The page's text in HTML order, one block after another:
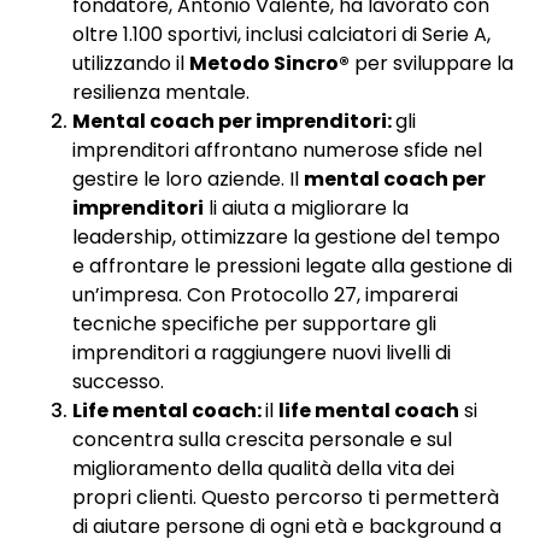
oltre 1.100 sportivi, inclusi calciatori di Serie A,
utilizzando il Metodo Sincro® per sviluppare la
resilienza mentale.
Mental coach per imprenditori:gli
imprenditori affrontano numerose sfide nel
gestire le loro aziende. Il mental coach per
imprenditori li aiuta a migliorare la
leadership, ottimizzare la gestione del tempo
e affrontare le pressioni legate alla gestione di
un’impresa. Con Protocollo 27, imparerai
tecniche specifiche per supportare gli
imprenditori a raggiungere nuovi livelli di
successo.
Life mental coach:il life mental coach si
concentra sulla crescita personale e sul
miglioramento della qualità della vita dei
propri clienti. Questo percorso ti permetterà
di aiutare persone di ogni età e background a